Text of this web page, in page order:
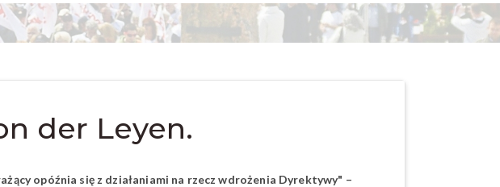
der Leyen.
opóźnia się z działaniami na rzecz wdrożenia Dyrektywy" –